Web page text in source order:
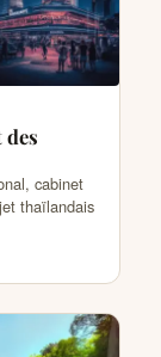
cabinet
thaïlandais